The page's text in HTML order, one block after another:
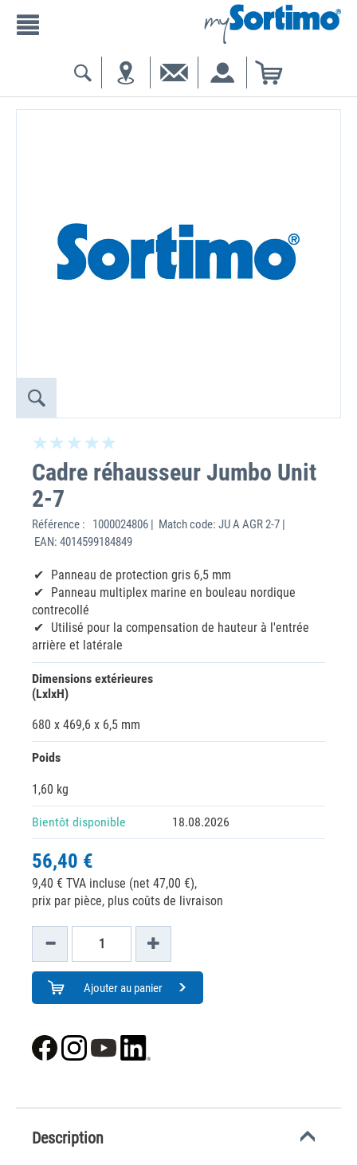
Cadre réhausseur Jumbo Unit
2-7
Référence :
1000024806 | Match code: JU A AGR 2-7 |
EAN: 4014599184849
Panneau de protection gris 6,5 mm
Panneau multiplex marine en bouleau nordique
contrecollé
Utilisé pour la compensation de hauteur à l'entrée
arrière et latérale
Dimensions extérieures
(LxlxH)
680 x 469,6 x 6,5 mm
Poids
1,60 kg
Bientôt disponible 18.08.2026
56,40 €
9,40 € TVA incluse (net 47,00 €),
prix par pièce, plus coûts de livraison
Ajouter au panier
Description